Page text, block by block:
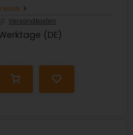
Versandkosten
(DE)